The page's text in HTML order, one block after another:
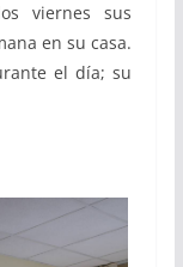
viernes sus
en su casa.
el día; su